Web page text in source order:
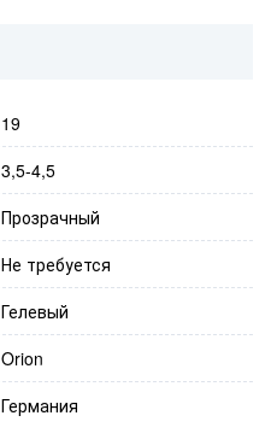
19
3,5-4,5
Прозрачный
Не требуется
Гелевый
Orion
Германия